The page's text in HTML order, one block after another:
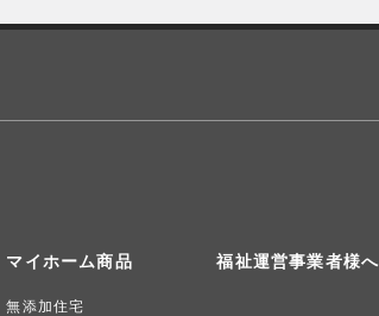
マイホーム商品
無添加住宅
福祉運営事業者様へ